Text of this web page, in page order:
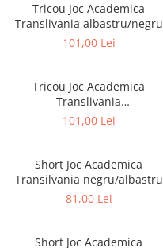
Tricou Joc Academica
Translivania albastru/negru
101,00 Lei
Tricou Joc Academica
Translivania
galben/portocaliu
101,00 Lei
Short Joc Academica
Transilvania negru/albastru
81,00 Lei
Short Joc Academica